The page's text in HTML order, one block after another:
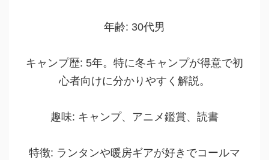
年齢: 30代男
キャンプ歴: 5年。特に冬キャンプが得意で初
心者向けに分かりやすく解説。
趣味: キャンプ、アニメ鑑賞、読書
特徴: ランタンや暖房ギアが好きでコールマ